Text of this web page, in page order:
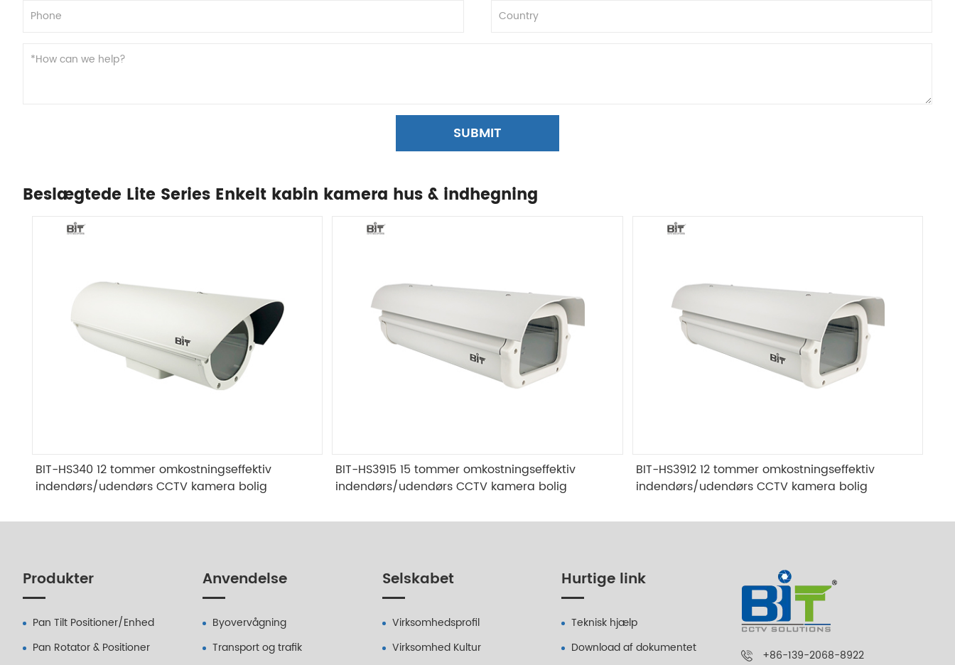
SUBMIT
Beslægtede Lite Series Enkelt kabin kamera hus & indhegning
BIT-HS340 12 tommer omkostningseffektiv
indendørs/udendørs CCTV kamera bolig
BIT-HS3915 15 tommer omkostningseffektiv
indendørs/udendørs CCTV kamera bolig
BIT-HS3912 12 tommer omkostningseffektiv
indendørs/udendørs CCTV kamera bolig
Produkter
Pan Tilt Positioner/Enhed
Pan Rotator & Positioner
Anvendelse
Byovervågning
Transport og trafik
Selskabet
Virksomhedsprofil
Virksomhed Kultur
Hurtige link
Teknisk hjælp
Download af dokumentet
+86-139-2068-8922